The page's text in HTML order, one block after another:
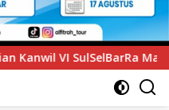
Luncurkan Program